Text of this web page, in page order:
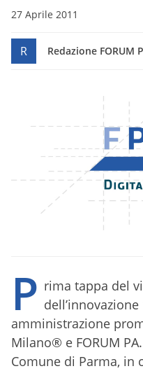
27 Aprile 2011
R Redazione FORUM
P rima tappa del
amministrazione
Milano® e FORUM
Comune di Parma, in